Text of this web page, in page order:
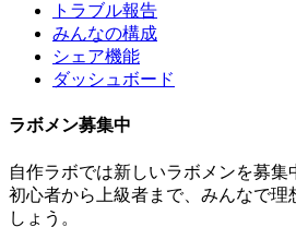
トラブル報告
みんなの構成
シェア機能
ダッシュボード
ラボメン募集中
自作ラボでは新しいラボメンを募集
初心者から上級者まで、みんなで理
しょう。